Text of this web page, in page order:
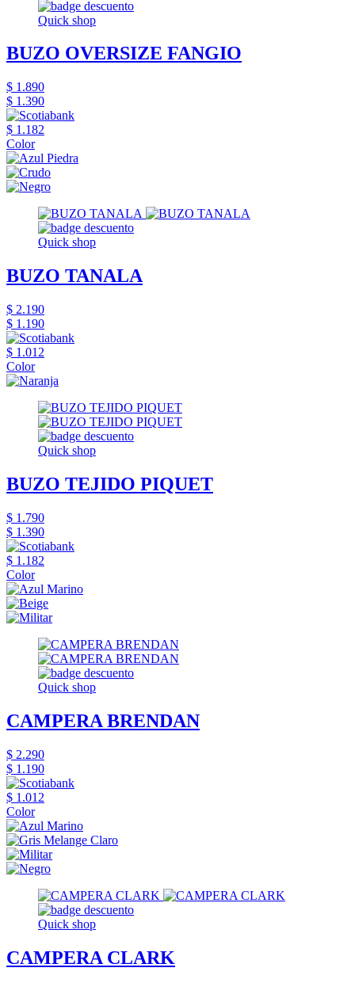
Quick shop
BUZO OVERSIZE FANGIO
$ 1.890
$ 1.390
$ 1.182
Color
Quick shop
BUZO TANALA
$ 2.190
$ 1.190
$ 1.012
Color
Quick shop
BUZO TEJIDO PIQUET
$ 1.790
$ 1.390
$ 1.182
Color
Quick shop
CAMPERA BRENDAN
$ 2.290
$ 1.190
$ 1.012
Color
Quick shop
CAMPERA CLARK